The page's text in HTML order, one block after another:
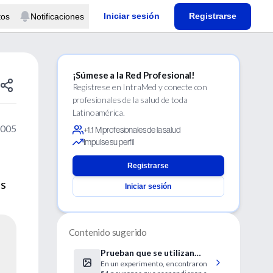
Notificaciones Iniciar sesión Registrarse
¡Súmese a la Red Profesional!
Regístrese en IntraMed y conecte con
profesionales de la salud de toda
Latinoamérica.
+1.1 M profesionales de la salud
Impulse su perfil
Registrarse
Iniciar sesión
Contenido sugerido
Prueban que se utilizan
pocas neuronas al
En un experimento, encontraron